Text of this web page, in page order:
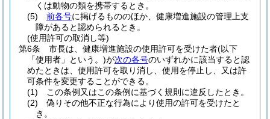
くは動物の類を携帯するとき。
(5)
前各号に掲げるもののほか、健康増進施設の管理上支
障があると認められるとき。
(使用許可の取消し等)
第6条
市長は、健康増進施設の使用許可を受けた者(以下
「使用者」という。)が次の各号のいずれかに該当すると認
めたときは、使用許可を取り消し、使用を停止し、又は許
可条件を変更することができる。
(1)
この条例又はこの条例に基づく規則に違反したとき。
(2)
偽りその他不正な行為により使用の許可を受けたと
き。